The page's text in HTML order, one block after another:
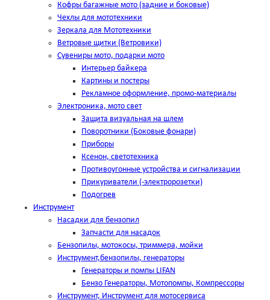
Кофры багажные мото (задние и боковые)
Чехлы для мототехники
Зеркала для Мототехники
Ветровые щитки (Ветровики)
Сувениры мото, подарки мото
Интерьер байкера
Картины и постеры
Рекламное оформление, промо-материалы
Электроника, мото свет
Защита визуальная на шлем
Поворотники (Боковые фонари)
Приборы
Ксенон, светотехника
Противоугонные устройства и сигнализации
Прикуриватели (-электророзетки)
Подогрев
Инструмент
Насадки для бензопил
Запчасти для насадок
Бензопилы, мотокосы, триммера, мойки
Инструмент,бензопилы, генераторы
Генераторы и помпы LIFAN
Бензо Генераторы, Мотопомпы, Компрессоры
Инструмент, Инструмент для мотосервиса